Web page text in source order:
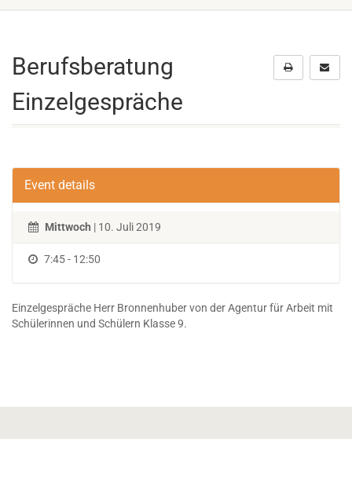
Berufsberatung
Einzelgespräche
Event details
Mittwoch | 10. Juli 2019
7:45 - 12:50
Einzelgespräche Herr Bronnenhuber von der Agentur für Arbeit mit
Schülerinnen und Schülern Klasse 9.